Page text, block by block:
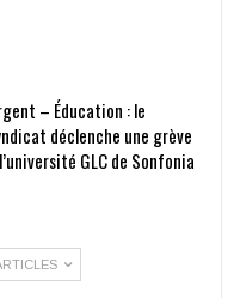
– Éducation : le
déclenche une grève
GLC de Sonfonia